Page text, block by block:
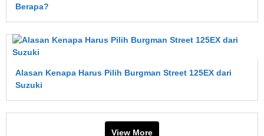
Aus?
Ini
Penjelasan
Lengkapnya
Berapa?
Alasan Kenapa Harus Pilih Burgman Street 125EX dari
Suzuki
View More